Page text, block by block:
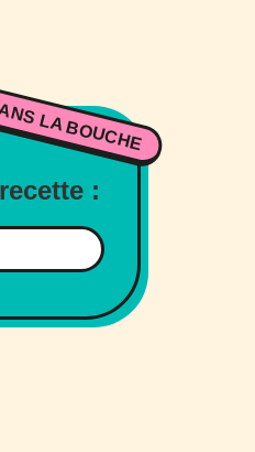
LA BOUCHE
: